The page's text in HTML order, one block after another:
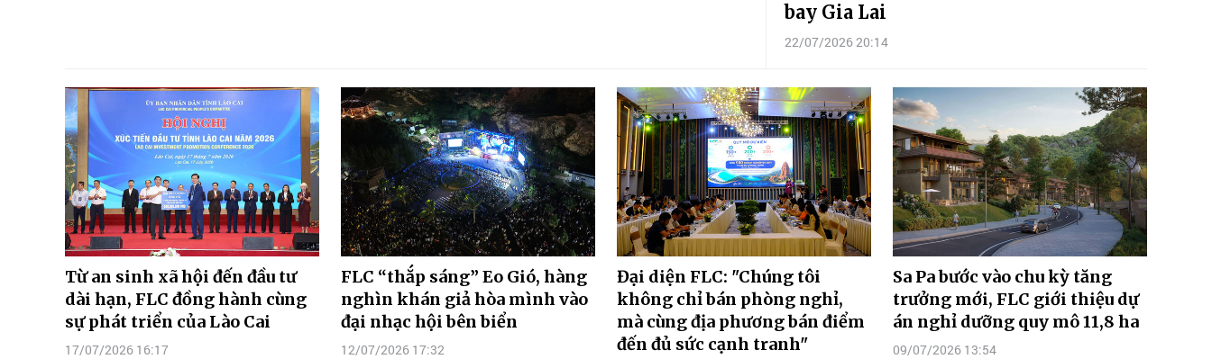
bay Gia Lai
22/07/2026 20:14
Từ an sinh xã hội đến đầu tư
dài hạn, FLC đồng hành cùng
sự phát triển của Lào Cai
17/07/2026 16:17
FLC “thắp sáng” Eo Gió, hàng
nghìn khán giả hòa mình vào
đại nhạc hội bên biển
12/07/2026 17:32
Đại diện FLC: "Chúng tôi
không chỉ bán phòng nghỉ,
mà cùng địa phương bán điểm
đến đủ sức cạnh tranh"
Sa Pa bước vào chu kỳ tăng
trưởng mới, FLC giới thiệu dự
án nghỉ dưỡng quy mô 11,8 ha
09/07/2026 13:54